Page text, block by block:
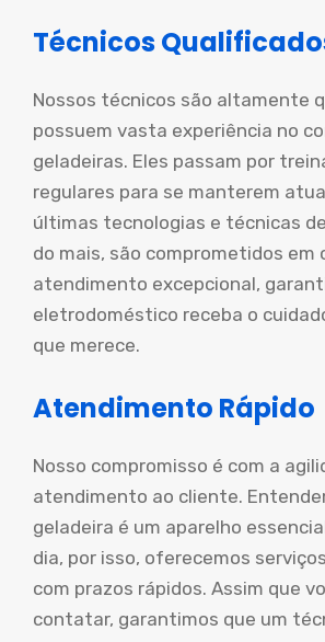
Técnicos
Nossos técnicos são altamente
possuem vasta experiência no
geladeiras. Eles passam por
regulares para se manterem
últimas tecnologias e técnicas
do mais, são comprometidos em
atendimento excepcional,
eletrodoméstico receba o
que merece.
Atendimento Rápido
Nosso compromisso é com a
atendimento ao cliente.
geladeira é um aparelho
dia, por isso, oferecemos
com prazos rápidos. Assim que
contatar, garantimos que um